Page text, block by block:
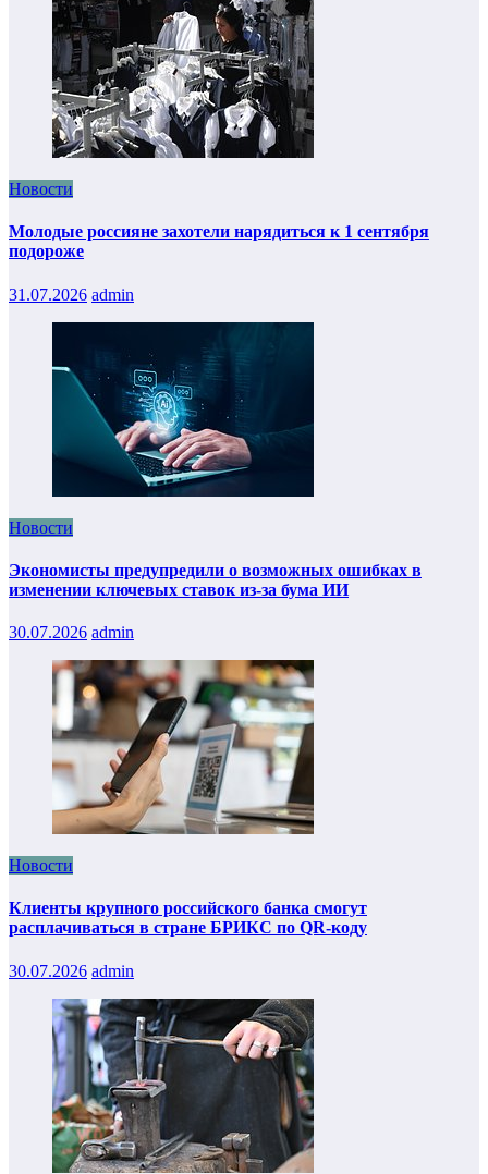
Новости
Молодые россияне захотели нарядиться к 1 сентября
подороже
31.07.2026 admin
Новости
Экономисты предупредили о возможных ошибках в
изменении ключевых ставок из-за бума ИИ
30.07.2026 admin
Новости
Клиенты крупного российского банка смогут
расплачиваться в стране БРИКС по QR-коду
30.07.2026 admin